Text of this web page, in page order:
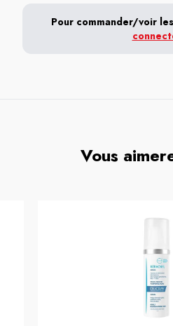
Pour commander/voir
Vous